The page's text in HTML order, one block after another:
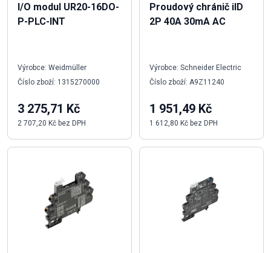
I/O modul UR20-16DO-
P-PLC-INT
Výrobce: Weidmüller
Číslo zboží: 1315270000
3 275,71 Kč
2 707,20 Kč bez DPH
Proudový chránič iID
2P 40A 30mA AC
Výrobce: Schneider Electric
Číslo zboží: A9Z11240
1 951,49 Kč
1 612,80 Kč bez DPH